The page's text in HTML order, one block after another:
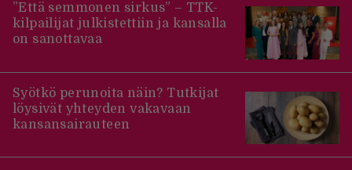
”Että semmonen sirkus” – TTK-
kilpailijat julkistettiin ja kansalla
on sanottavaa
Syötkö perunoita näin? Tutkijat
löysivät yhteyden vakavaan
kansansairauteen